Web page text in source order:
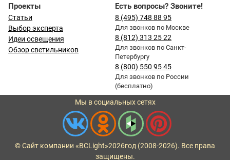
Проекты
Статьи
Выбор эксперта
Идеи освещения
Обзор светильников
Есть вопросы? Звоните!
8 (495) 748 88 95
Для звонков по Москве
8 (812) 313 25 22
Для звонков по Санкт-
Петербургу
8 (800) 550 95 45
Для звонков по России
(бесплатно)
Мы в социальных сетях
© Сайт компании «BCLight»2026год (2008-2026). Все права
защищены.